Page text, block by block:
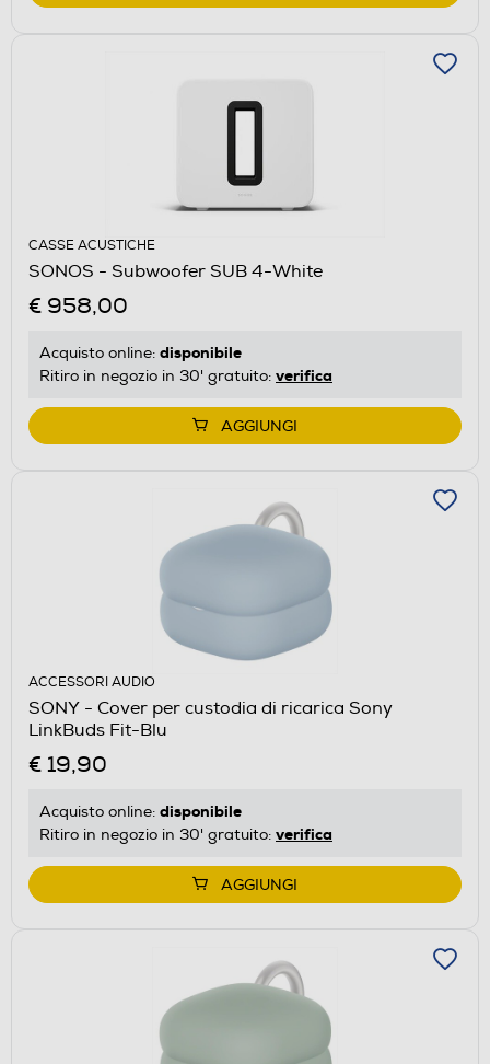
CASSE ACUSTICHE
SONOS - Subwoofer SUB 4-White
€ 958,00
Acquisto online: disponibile
Ritiro in negozio in 30' gratuito: verifica
AGGIUNGI
ACCESSORI AUDIO
SONY - Cover per custodia di ricarica Sony
LinkBuds Fit-Blu
€ 19,90
Acquisto online: disponibile
Ritiro in negozio in 30' gratuito: verifica
AGGIUNGI